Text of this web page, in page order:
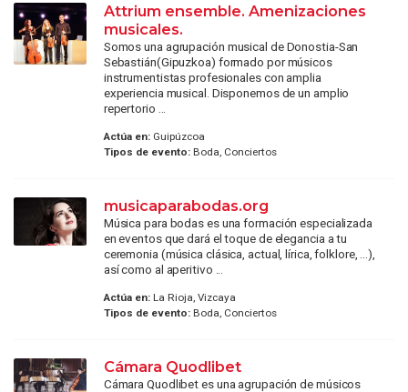
Attrium ensemble. Amenizaciones
musicales.
Somos una agrupación musical de Donostia-San
Sebastián(Gipuzkoa) formado por músicos
instrumentistas profesionales con amplia
experiencia musical. Disponemos de un amplio
repertorio ...
Actúa en:Guipúzcoa
Tipos de evento:Boda, Conciertos
musicaparabodas.org
Música para bodas es una formación especializada
en eventos que dará el toque de elegancia a tu
ceremonia (música clásica, actual, lírica, folklore, ...),
así como al aperitivo ...
Actúa en:La Rioja, Vizcaya
Tipos de evento:Boda, Conciertos
Cámara Quodlibet
Cámara Quodlibet es una agrupación de músicos